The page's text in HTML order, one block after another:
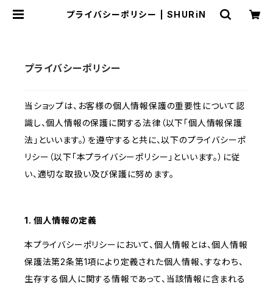
プライバシーポリシー | SHURiN
プライバシーポリシー
当ショップは、お客様の個人情報保護の重要性について認
識し、個人情報の保護に関する法律（以下「個人情報保護
法」といいます。）を遵守すると共に、以下のプライバシーポ
リシー（以下「本プライバシーポリシー」といいます。）に従
い、適切な取扱い及び保護に努めます。
1. 個人情報の定義
本プライバシーポリシーにおいて、個人情報とは、個人情報
保護法第2条第1項により定義された個人情報、すなわち、
生存する個人に関する情報であって、当該情報に含まれる